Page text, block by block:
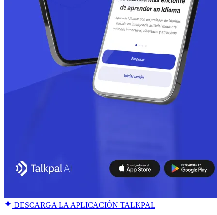
DESCARGA LA APLICACIÓN TALKPAL